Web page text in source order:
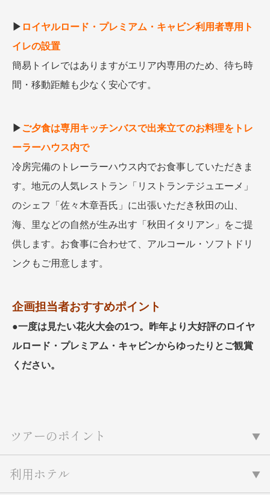
▶ ロイヤルロード・プレミアム・キャビン利用者専用ト
イレの設置
簡易トイレではありますがエリア内専用のため、待ち時
間・移動距離も少なく安心です。
▶ご夕食は専用キッチンバスで出来立てのお料理をトレ
ーラーハウス内で
冷房完備のトレーラーハウス内でお食事していただきま
す。地元の人気レストラン「リストランテジュエーメ」
のシェフ「佐々木章吾氏」に出張いただき秋田の山、
海、里などの自然が生み出す「秋田イタリアン」をご提
供します。お食事に合わせて、アルコール・ソフトドリ
ンクもご用意します。
企画担当者おすすめポイント
●一度は見たい花火大会の1つ。昨年より大好評のロイヤ
ルロード・プレミアム・キャビンからゆったりとご観賞
ください。
ツアーのポイント
利用ホテル